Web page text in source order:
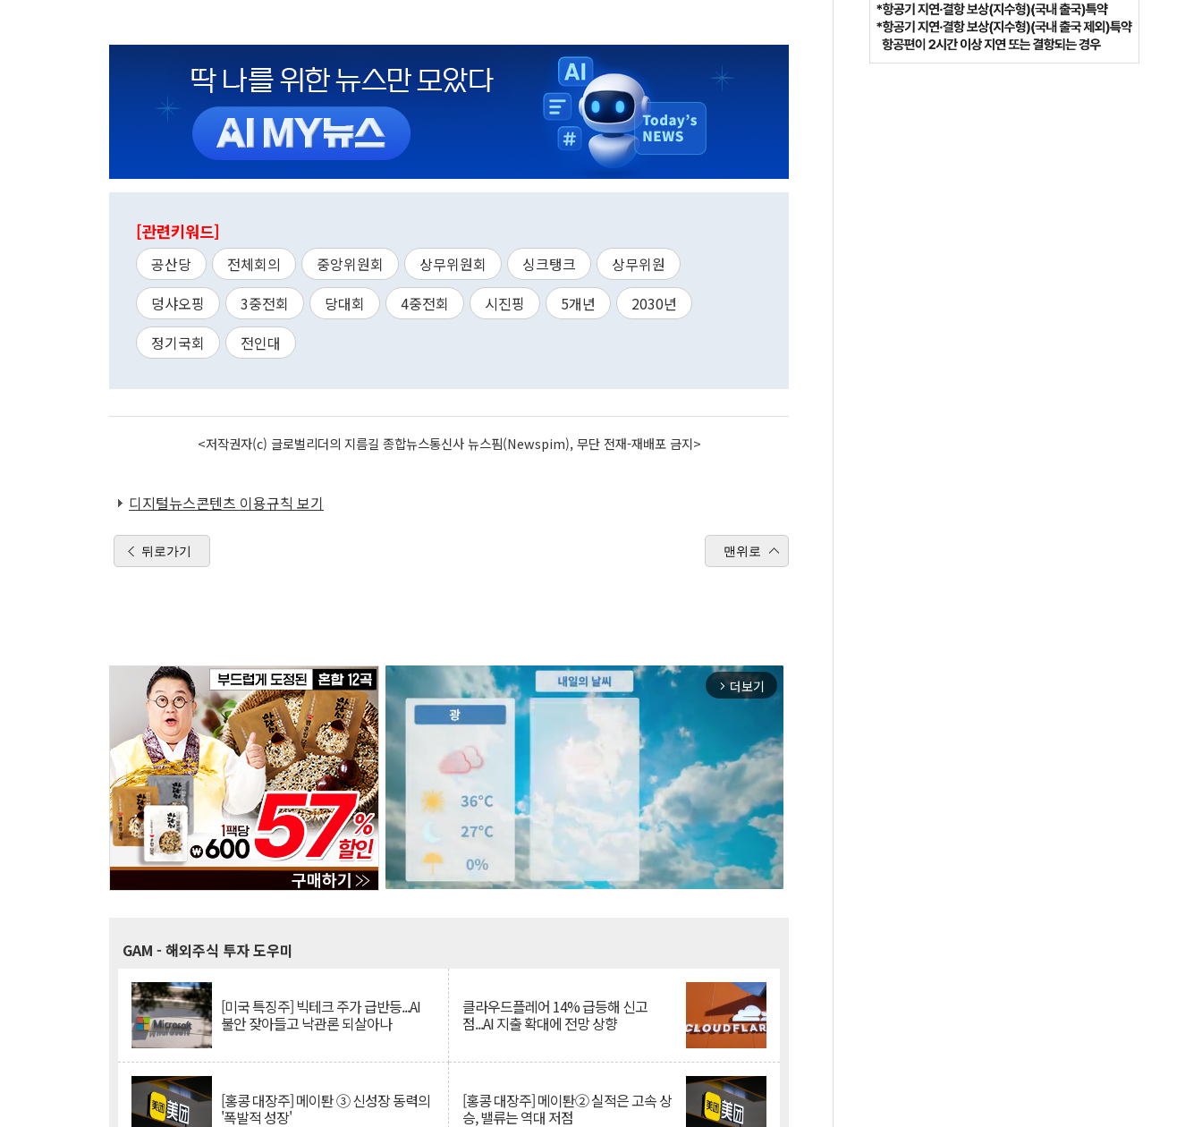
[관련키워드]
공산당 전체회의 중앙위원회 상무위원회 싱크탱크
상무위원
덩샤오핑
3중전회 당대회 4중전회 시진핑 5개년
2030년
정기국회
전인대
<저작권자(c) 글로벌리더의 지름길 종합뉴스통신사 뉴스핌(Newspim), 무단 전재-재배포 금지>
디지털뉴스콘텐츠 이용규칙 보기
뒤로가기 맨위로
arrow_forward_ios 더보기
GAM - 해외주식 투자 도우미
[미국 특징주] 빅테크 주가 급반등...AI
불안 잦아들고 낙관론 되살아나
클라우드플레어 14% 급등해 신고
점...AI 지출 확대에 전망 상향
[홍콩 대장주] 메이퇀 ③ 신성장 동력의
'폭발적 성장'
[홍콩 대장주] 메이퇀② 실적은 고속 상
승, 밸류는 역대 저점